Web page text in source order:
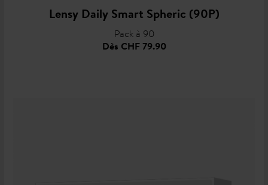
Lensy Daily Smart Spheric (90P)
Pack à 90
Dès CHF 79.90